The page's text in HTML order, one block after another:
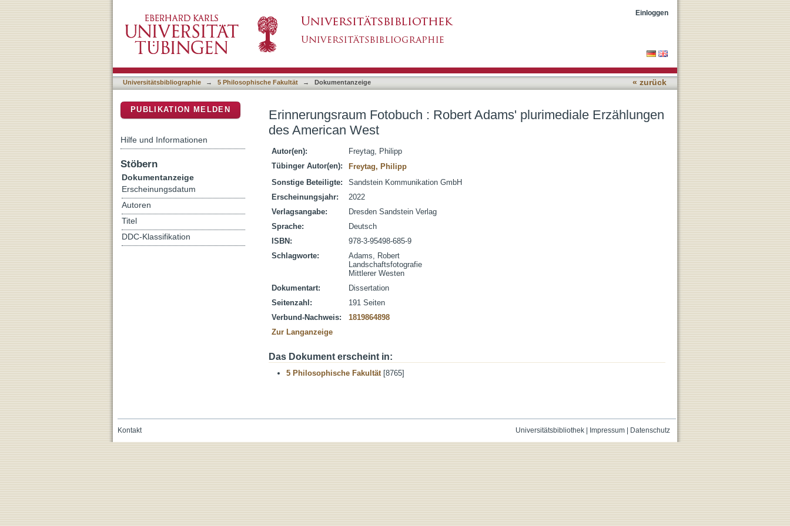
Einloggen
Universitätsbibliographie → 5 Philosophische Fakultät → Dokumentanzeige « zurück
Erinnerungsraum Fotobuch : Robert Adams' plurimediale Erzählungen
des American West
Autor(en):
Freytag, Philipp
Tübinger Autor(en):
Freytag, Philipp
Sonstige Beteiligte:
Sandstein Kommunikation GmbH
Erscheinungsjahr:
2022
Verlagsangabe:
Dresden Sandstein Verlag
Sprache:
Deutsch
ISBN:
978-3-95498-685-9
Schlagworte:
Adams, Robert
Landschaftsfotografie
Mittlerer Westen
Dokumentart:
Dissertation
Seitenzahl:
191 Seiten
Verbund-Nachweis:
1819864898
Zur Langanzeige
Das Dokument erscheint in:
5 Philosophische Fakultät[8765]
PUBLIKATION MELDEN
Hilfe und Informationen
Stöbern
Dokumentanzeige
Erscheinungsdatum
Autoren
Titel
DDC-Klassifikation
Universitätsbibliothek| Impressum| Datenschutz
Kontakt